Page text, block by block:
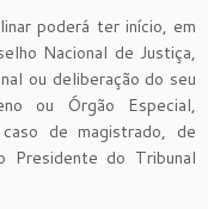
poderá ter início, em
Nacional de Justiça,
ou deliberação do seu
ou Órgão Especial,
de magistrado, de
Presidente do Tribunal